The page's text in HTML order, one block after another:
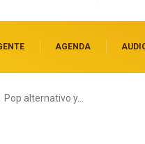
AGENDA
Pop alternativo y…